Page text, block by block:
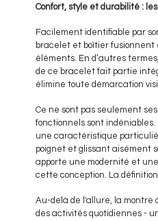
Confort, style et durabilité :
Facilement identifiable par
bracelet et boîtier
éléments. En d’autres
de ce bracelet fait partie
élimine toute démarcation
Ce ne sont pas seulement
fonctionnels sont
une caractéristique
poignet et glissant aisément
apporte une modernité et
cette conception. La
Au-delà de l'allure, la montre
des activités quotidiennes -